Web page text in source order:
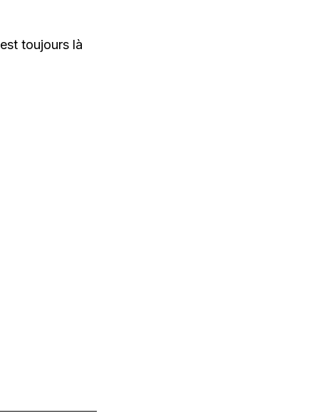
toujours là